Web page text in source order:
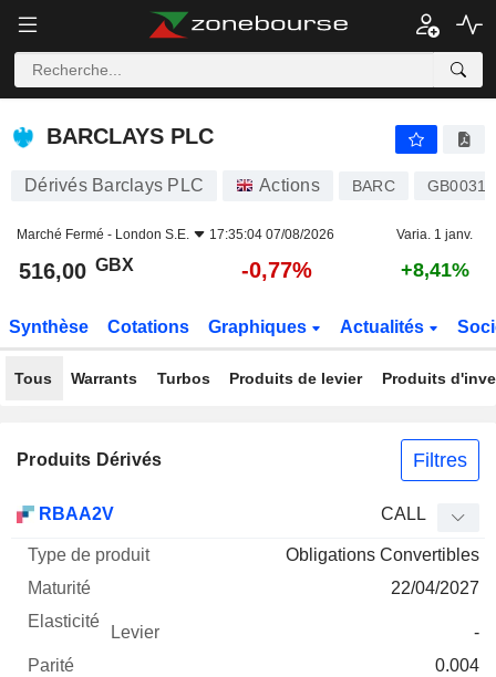
BARCLAYS PLC
BARCLAYS PLC
Dérivés Barclays PLC Actions BARC
Marché Fermé - London S.E. 17:35:04 07/08/2026 Varia. 1 janv.
516,00 GBX -0,77% +8,41%
Synthèse Cotations Graphiques Actualités
Tous Warrants Turbos Produits de levier Produits
Produits Dérivés Filtres
Mnemo Type produit
Elasticité Levier Parité
RBAA2V CALL
Obligations Convertibles
22/04/2027
-
0.004